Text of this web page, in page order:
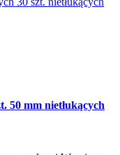
50 mm nietłukących